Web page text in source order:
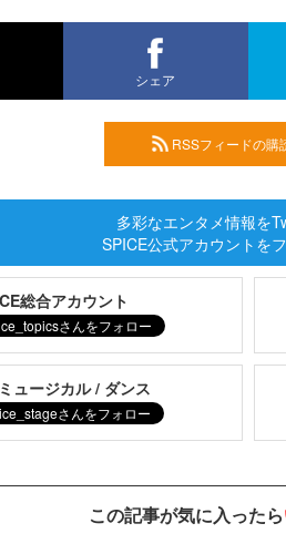
シェア
RSSフィードの購
多彩なエンタメ情報を
SPICE公式アカウントを
総合アカウント
ュージカル / ダンス
この記事が気に入ったら